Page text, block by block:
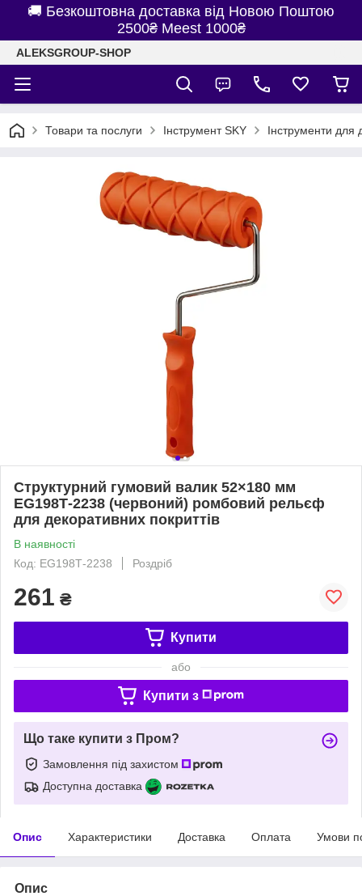
🚚 Безкоштовна доставка від Новою Поштою
2500₴ Meest 1000₴
ALEKSGROUP-SHOP
Товари та послуги Інструмент SKY Інструменти для
Структурний гумовий валик 52×180 мм
EG198Т-2238 (червоний) ромбовий рельєф
для декоративних покриттів
В наявності
Код: EG198Т-2238
Роздріб
261 ₴
Купити
або
Купити з
Що таке купити з Пром?
Замовлення під захистом
Доступна доставка
Опис Характеристики Доставка Оплата Умови
Опис